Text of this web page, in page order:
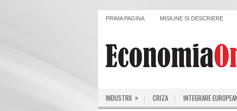
PRIMA PAGINA MISIUNE SI DESCRIERE
INDUSTRII » CRIZA INTEGRARE